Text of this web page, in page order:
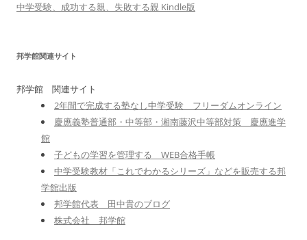
中学受験、成功する親、失敗する親 Kindle版
邦学館関連サイト
邦学館 関連サイト
2年間で完成する塾なし中学受験 フリーダムオンライン
慶應義塾普通部・中等部・湘南藤沢中等部対策 慶應進学
館
子どもの学習を管理する WEB合格手帳
中学受験教材「これでわかるシリーズ」などを販売する邦
学館出版
邦学館代表 田中貴のブログ
株式会社 邦学館